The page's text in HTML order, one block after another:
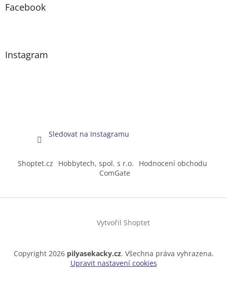
Facebook
Instagram
Sledovat na Instagramu
Shoptet.cz Hobbytech, spol. s r.o.
Hodnocení obchodu
ComGate
Vytvořil Shoptet
Copyright 2026 pilyasekacky.cz. Všechna práva vyhrazena.
Upravit nastavení cookies